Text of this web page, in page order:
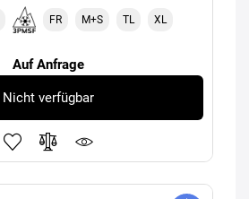
FR M+S TL XL
Auf Anfrage
Nicht verfügbar